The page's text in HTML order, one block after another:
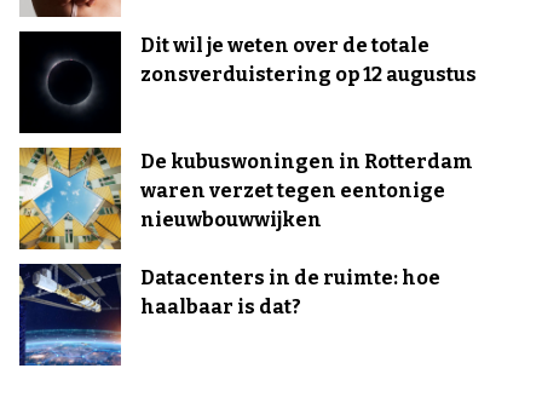
Dit wil je weten over de totale
zonsverduistering op 12 augustus
De kubuswoningen in Rotterdam
waren verzet tegen eentonige
nieuwbouwwijken
Datacenters in de ruimte: hoe
haalbaar is dat?